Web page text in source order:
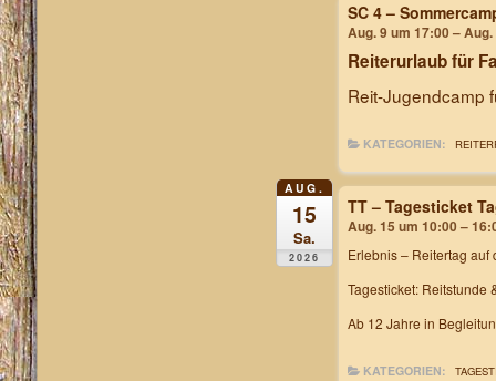
SC 4 –
Aug. 9 um 17:00 –
Reiterurlaub für
Reit-Jugendcamp
KATEGORIEN:
AUG.
15
Sa.
2026
TT – Tagesticket
Aug. 15 um 10:00 –
Erlebnis – Reitertag auf
Tagesticket: Reitstunde
Ab 12 Jahre in
KATEGORIEN: